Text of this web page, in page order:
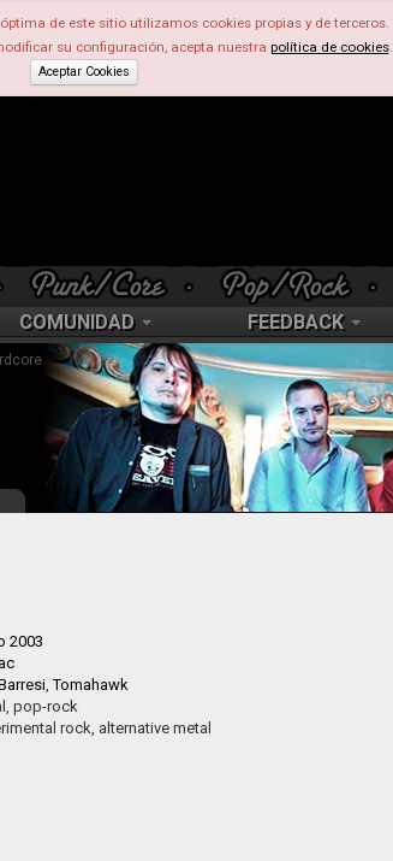
de este sitio utilizamos cookies propias y de terceros.
su configuración, acepta nuestra política de cookies.
Aceptar Cookies
COMUNIDAD FEEDBACK
2003
,Tomahawk
pop-rock
rock, alternative metal